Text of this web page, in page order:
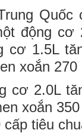
Quốc
động cơ
cơ 1.5L
xoắn 270
cơ 2.0L
xoắn
tiêu